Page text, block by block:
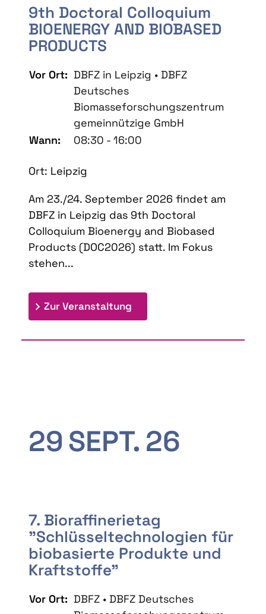
9th Doctoral Colloquium
BIOENERGY AND BIOBASED
PRODUCTS
Vor Ort: DBFZ in Leipzig • DBFZ
Deutsches
Biomasseforschungszentrum
gemeinnützige GmbH
Wann:
08:30 - 16:00
Ort: Leipzig
Am 23./24. September 2026 findet am
DBFZ in Leipzig das 9th Doctoral
Colloquium Bioenergy and Biobased
Products (DOC2026) statt. Im Fokus
stehen...
Zur Veranstaltung
29SEPT. 26
7. Bioraffinerietag
"Schlüsseltechnologien für
biobasierte Produkte und
Kraftstoffe"
Vor Ort: DBFZ • DBFZ Deutsches